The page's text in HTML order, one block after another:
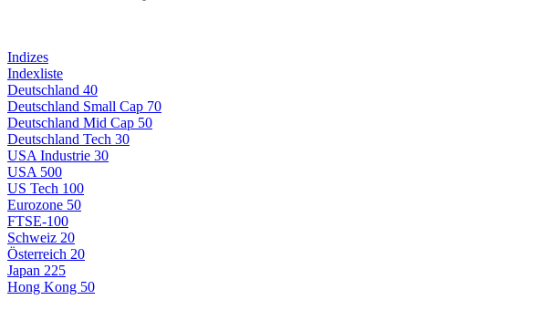
Indizes
Indexliste
Deutschland 40
Deutschland Small Cap 70
Deutschland Mid Cap 50
Deutschland Tech 30
USA Industrie 30
USA 500
US Tech 100
Eurozone 50
FTSE-100
Schweiz 20
Österreich 20
Japan 225
Hong Kong 50